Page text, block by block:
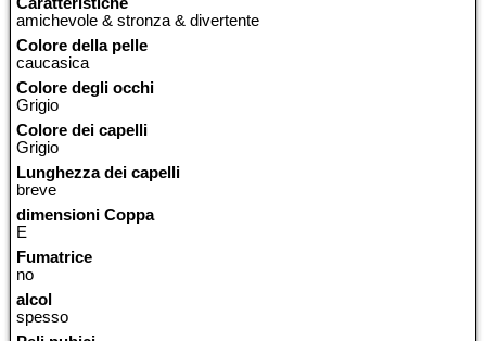
Caratteristiche
amichevole & stronza & divertente
Colore della pelle
caucasica
Colore degli occhi
Grigio
Colore dei capelli
Grigio
Lunghezza dei capelli
breve
dimensioni Coppa
E
Fumatrice
no
alcol
spesso